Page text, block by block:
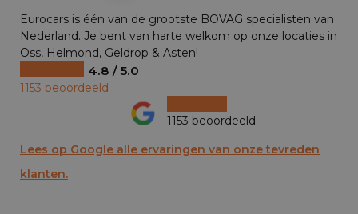
Eurocars is één van de grootste BOVAG specialisten van
Nederland. Je bent van harte welkom op onze locaties in
Oss, Helmond, Geldrop & Asten!
4.8 / 5.0
1153 beoordeeld
1153 beoordeeld
Lees op Google alle ervaringen van onze tevreden
klanten.